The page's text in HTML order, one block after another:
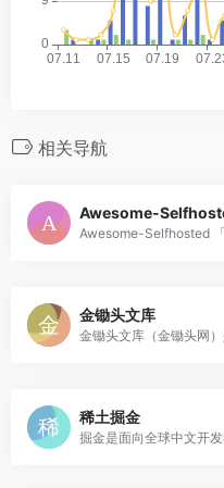
相关导航
Awesome-
Awesome-Selfhosted
金锄头文库
稀土掘金
掘金是面向全球中文开